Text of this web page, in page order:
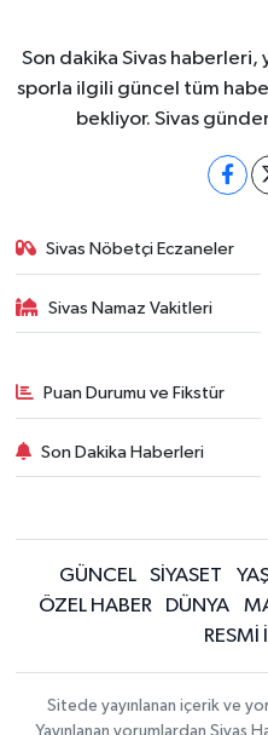
Son dakika Sivas
sporla ilgili güncel tüm
bekliyor. Sivas
Sivas Nöbetçi Eczaneler
Sivas Namaz Vakitleri
Puan Durumu ve Fikstür
Son Dakika Haberleri
GÜNCEL SİYASET
ÖZEL HABER
DÜNYA
RESMİ
Sitede yayınlanan içerik ve
Yayınlanan yorumlardan Sivas